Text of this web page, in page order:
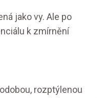
jako vy. Ale po
k zmírnění
rozptýlenou